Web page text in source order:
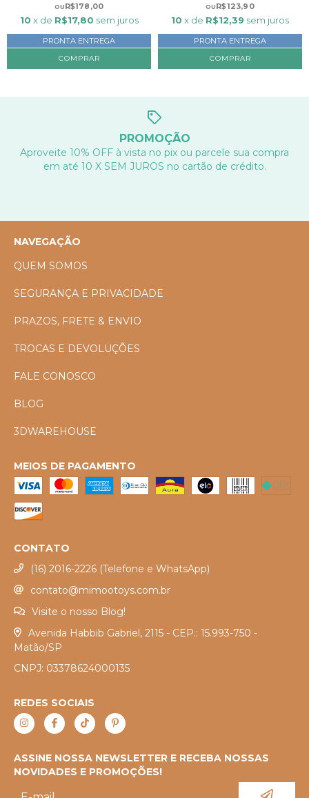
R$178,00
10 x de R$17,80 sem juros
PRONTA ENTREGA
R$123,90
10 x de R$12,39 sem juros
PRONTA ENTREGA
PROMOÇÃO
Aproveite 10% OFF à vista no pix ou parcele sua compra
em até 10 X SEM JUROS no cartão de crédito.
NAVEGAÇÃO
QUEM SOMOS
SEGURANÇA E PRIVACIDADE
PRAZOS, FRETE & ENVIO
TROCAS E DEVOLUÇÕES
FALE CONOSCO
BLOG
3DWAREHOUSE
MEIOS DE PAGAMENTO
CONTATO
(16) 2016-2226 (Telefone e WhatsApp)
contato@mimootoys.com.br
Visite o nosso Blog!
Avenida Habbib Gabriel, 2115 - CEP.: 15.993-750 -
Matão/SP
CNPJ: 03378624000135
REDES SOCIAIS
ASSINE NOSSA NEWSLETTER E RECEBA NOSSAS
NOVIDADES E PROMOÇÕES!